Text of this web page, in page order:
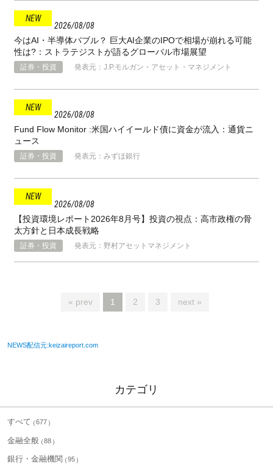
2026 08 08
今はAI・半導体バブル？ 巨大AI企業のIPOで相場が崩れる可能
性は?：ストラテジストが語るグローバル市場展望
証券・投資 発表元：J.P.モルガン・アセット・マネジメント
2026 08 08
Fund Flow Monitor :米国ハイイールド債に資金が流入：通貨ニ
ュース
証券・投資 発表元：みずほ銀行
2026 08 08
【投資環境レポート2026年8月号】投資の視点：高市政権の骨
太方針と⽇本成⻑戦略
証券・投資 発表元：野村アセットマネジメント
« prev 1 2 3 next »
NEWS配信元:keizaireport.com
カテゴリ
すべて 677
金融全般 88
銀行・金融機関 95